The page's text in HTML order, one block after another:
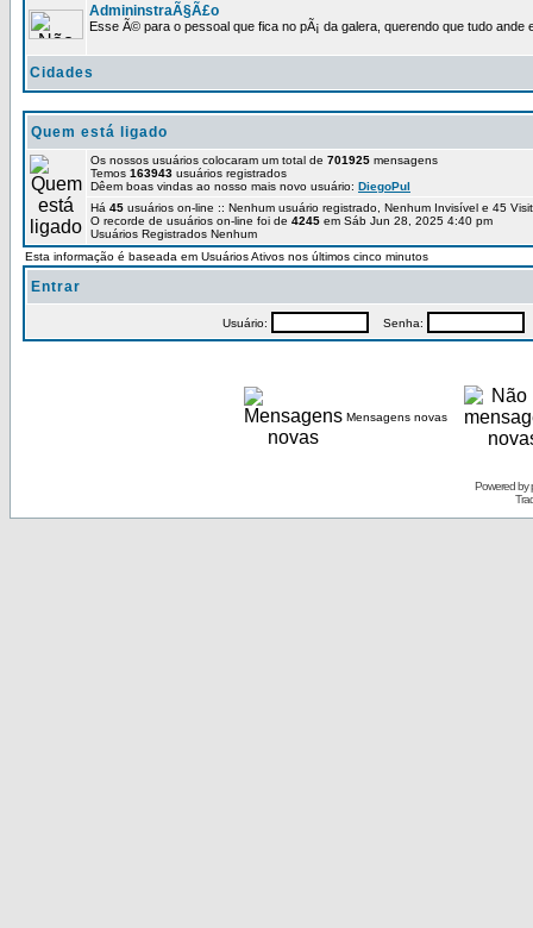
AdmininstraÃ§Ã£o
Esse Ã© para o pessoal que fica no pÃ¡ da galera, querendo que tudo ande
Cidades
Quem está ligado
Os nossos usuários colocaram um total de 701925 mensagens
Temos 163943 usuários registrados
Dêem boas vindas ao nosso mais novo usuário: DiegoPul
Há 45 usuários on-line :: Nenhum usuário registrado, Nenhum Invisível e 45
O recorde de usuários on-line foi de 4245 em Sáb Jun 28, 2025 4:40 pm
Usuários Registrados Nenhum
Esta informação é baseada em Usuários Ativos nos últimos cinco minutos
Entrar
Usuário: Senha:
Mensagens novas
Powered by